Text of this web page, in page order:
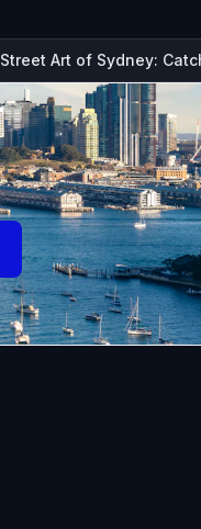
Street Art of Sydney: